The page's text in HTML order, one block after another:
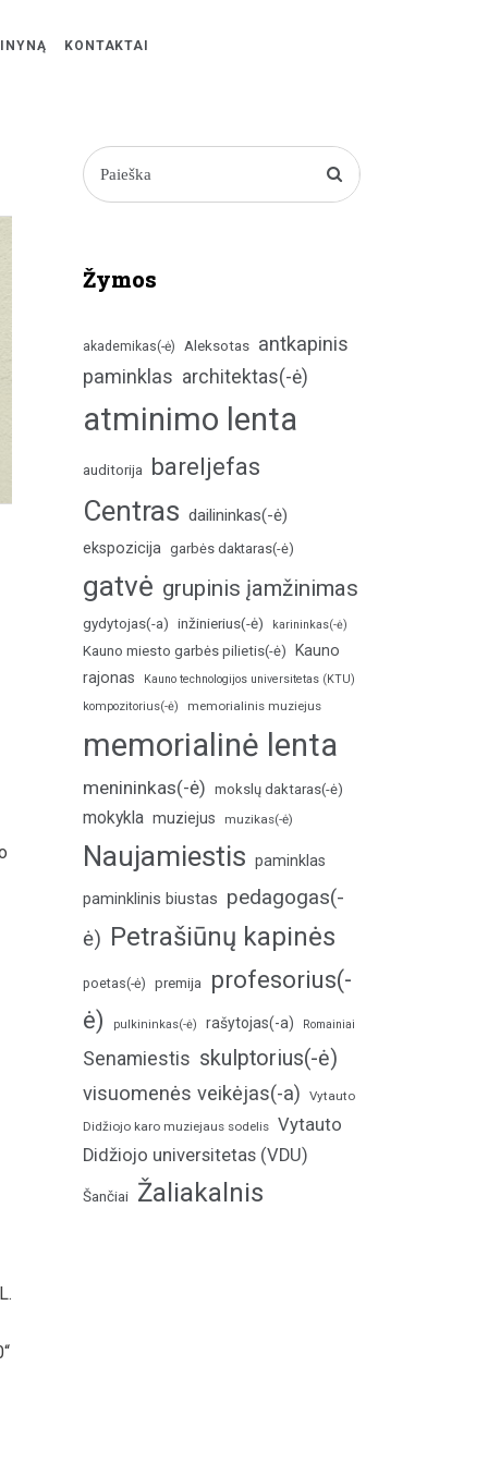
KONTAKTAI
Žymos
akademikas(-ė) Aleksotas antkapinis
paminklas architektas(-ė)
atminimo lenta
auditorija bareljefas
Centras dailininkas(-ė)
ekspozicija garbės daktaras(-ė)
gatvė grupinis įamžinimas
gydytojas(-a) inžinierius(-ė) karininkas(-ė)
Kauno miesto garbės pilietis(-ė)
Kauno
rajonas
Kauno technologijos universitetas (KTU)
kompozitorius(-ė)
memorialinis muziejus
memorialinė lenta
menininkas(-ė) mokslų daktaras(-ė)
mokykla muziejus muzikas(-ė)
Naujamiestis paminklas
paminklinis biustas pedagogas(-
ė) Petrašiūnų kapinės
poetas(-ė) premija
profesorius(-
ė)
pulkininkas(-ė) rašytojas(-a) Romainiai
Senamiestis skulptorius(-ė)
visuomenės veikėjas(-a)
Vytauto
Didžiojo karo muziejaus sodelis Vytauto
Didžiojo universitetas (VDU)
Šančiai Žaliakalnis